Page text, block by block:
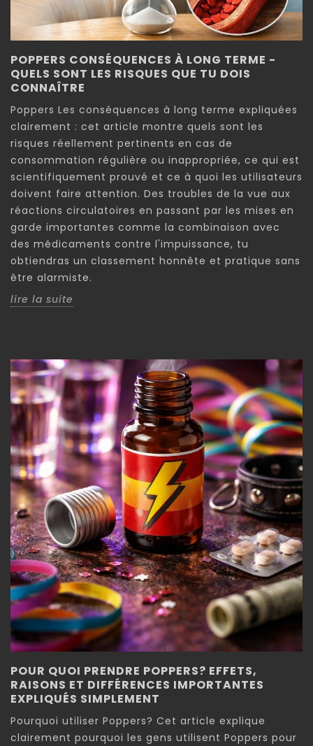
POPPERS CONSÉQUENCES À LONG TERME -
QUELS SONT LES RISQUES QUE TU DOIS
CONNAÎTRE
Poppers Les conséquences à long terme expliquées
clairement : cet article montre quels sont les
risques réellement pertinents en cas de
consommation régulière ou inappropriée, ce qui est
scientifiquement prouvé et ce à quoi les utilisateurs
doivent faire attention. Des troubles de la vue aux
réactions circulatoires en passant par les mises en
garde importantes comme la combinaison avec
des médicaments contre l'impuissance, tu
obtiendras un classement honnête et pratique sans
être alarmiste.
lire la suite
POUR QUOI PRENDRE POPPERS? EFFETS,
RAISONS ET DIFFÉRENCES IMPORTANTES
EXPLIQUÉS SIMPLEMENT
Pourquoi utiliser Poppers? Cet article explique
clairement pourquoi les gens utilisent Poppers pour